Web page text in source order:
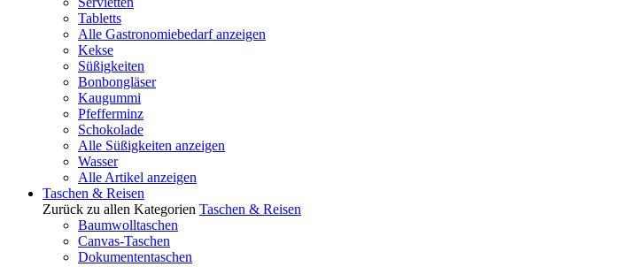
Tabletts
Alle Gastronomiebedarf anzeigen
Kekse
Süßigkeiten
Bonbongläser
Kaugummi
Pfefferminz
Schokolade
Alle Süßigkeiten anzeigen
Wasser
Alle Artikel anzeigen
Taschen & Reisen
Zurück zu allen Kategorien Taschen & Reisen
Baumwolltaschen
Canvas-Taschen
Dokumententaschen